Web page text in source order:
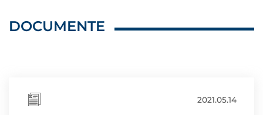
DOCUMENTE
2021.05.14